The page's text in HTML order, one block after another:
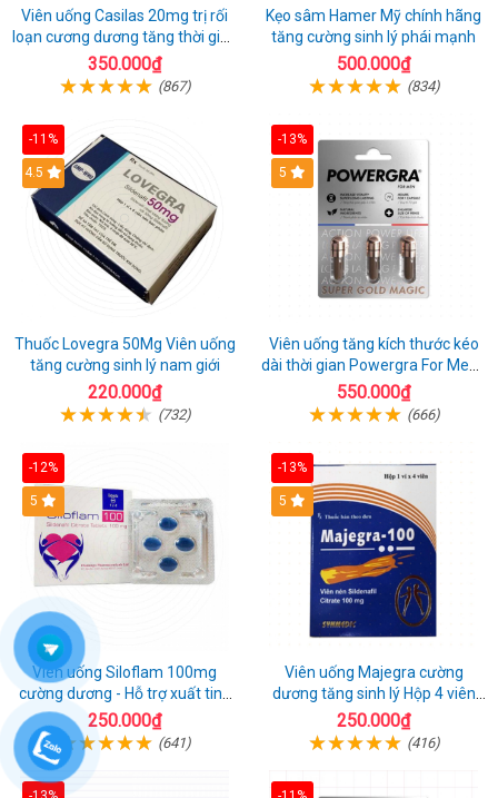
Viên uống Casilas 20mg trị rối
loạn cương dương tăng thời gian
quan hệ
350.000₫
(867)
Kẹo sâm Hamer Mỹ chính hãng
tăng cường sinh lý phái mạnh
500.000₫
(834)
-11%
4.5
Thuốc Lovegra 50Mg Viên uống
tăng cường sinh lý nam giới
220.000₫
(732)
-13%
Hot
5
Viên uống tăng kích thước kéo
dài thời gian Powergra For Men -
Vỉ 3 viên
550.000₫
(666)
-12%
5
Viên uống Siloflam 100mg
cường dương - Hỗ trợ xuất tinh
sớm
250.000₫
(641)
-13%
Hot
5
Viên uống Majegra cường
dương tăng sinh lý Hộp 4 viên
hiệu quả
250.000₫
(416)